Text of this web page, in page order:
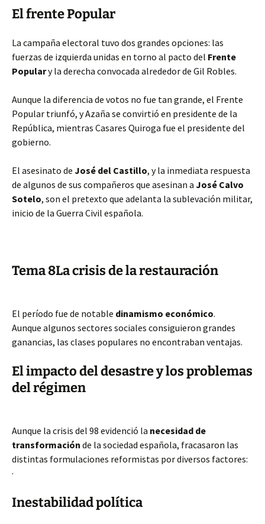
El frente Popular
La campaña electoral tuvo dos grandes opciones: las
fuerzas de izquierda unidas en torno al pacto del Frente
Populary la derecha convocada alrededor de Gil Robles.
Aunque la diferencia de votos no fue tan grande, el Frente
Popular triunfó, y Azaña se convirtió en presidente de la
República, mientras Casares Quiroga fue el presidente del
gobierno.
El asesinato de José del Castillo, y la inmediata respuesta
de algunos de sus compañeros que asesinan a José Calvo
Sotelo, son el pretexto que adelanta la sublevación militar,
inicio de la Guerra Civil española.
Tema 8La crisis de la restauración
El período fue de notable dinamismo económico.
Aunque algunos sectores sociales consiguieron grandes
ganancias, las clases populares no encontraban ventajas.
El impacto del desastre y los problemas
del régimen
Aunque la crisis del 98 evidenció la necesidad de
transformación de la sociedad española, fracasaron las
distintas formulaciones reformistas por diversos factores:
·
Inestabilidad política